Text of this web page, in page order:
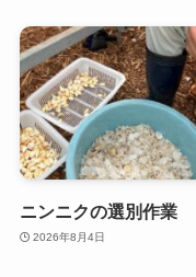
ニンニクの選別作業
2026年8月4日